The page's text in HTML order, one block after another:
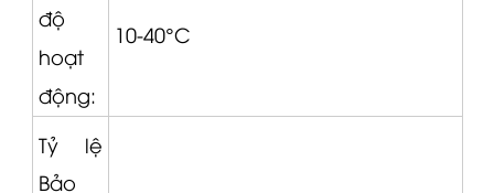
độ
hoạt
động:
10-40°C
Tỷ lệ
Bảo